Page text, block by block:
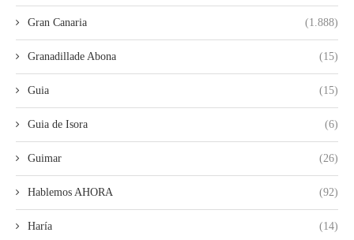
Gran Canaria (1.888)
Granadillade Abona (15)
Guia (15)
Guia de Isora (6)
Guimar (26)
Hablemos AHORA (92)
Haría (14)